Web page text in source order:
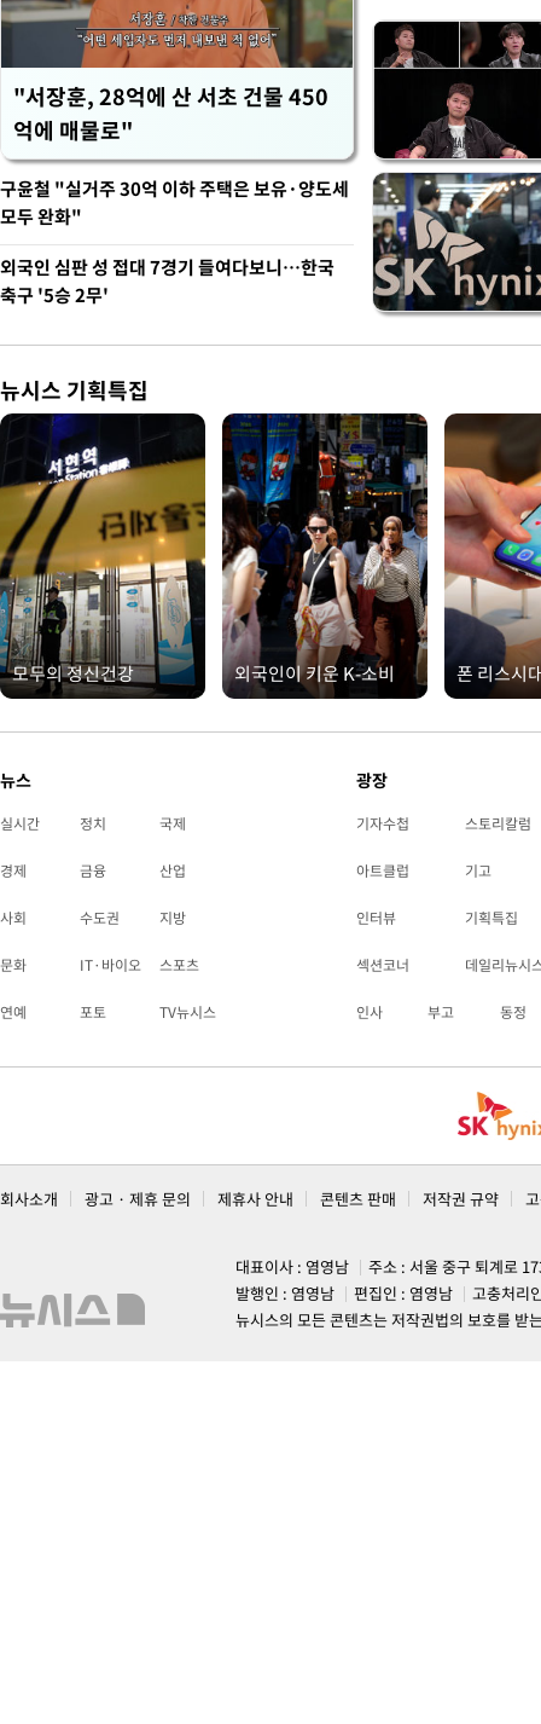
"서장훈, 28억에 산 서초 건물 450
억에 매물로"
구윤철 "실거주 30억 이하 주택은 보유·양도세
모두 완화"
외국인 심판 성 접대 7경기 들여다보니…한국
축구 '5승 2무'
뉴시스 기획특집
모두의 정신건강 외국인이 키운 K-소비 폰 리스시
뉴스
실시간 정치 국제
경제 금융 산업
사회 수도권 지방
문화 IT·바이오 스포츠
연예 포토 TV뉴시스
광장
기자수첩 스토리칼럼
아트클럽 기고
인터뷰 기획특집
섹션코너 데일리뉴시
인사 부고 동정
회사소개 광고 · 제휴 문의 제휴사 안내 콘텐츠 판매 저작권 규약
대표이사 : 염영남
주소 : 서울 중구 퇴계로
발행인 : 염영남
편집인 : 염영남
고충처리
뉴시스의 모든 콘텐츠는 저작권법의 보호를